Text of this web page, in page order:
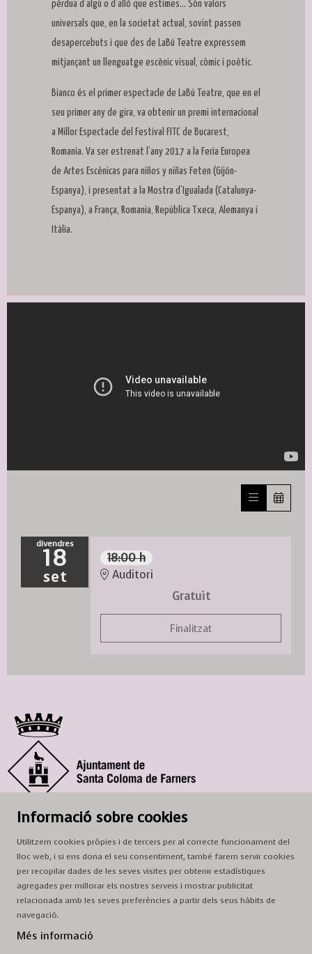
pèrdua d’algú o d’allò que estimes… Són valors
universals que, en la societat actual, sovint passen
desapercebuts i que des de LaBú Teatre expressem
mitjançant un llenguatge escènic visual, còmic i poètic.
Bianco és el primer espectacle de LaBú Teatre, que en el
seu primer any de gira, va obtenir un premi internacional
a Millor Espectacle del Festival FITC de Bucarest,
Romania. Va ser estrenat l’any 2017 a la Feria Europea
de Artes Escénicas para niños y niñas Feten (Gijón-
Espanya), i presentat a la Mostra d’Igualada (Catalunya-
Espanya), a França, Romania, República Txeca, Alemanya i
Itàlia.
divendres
18
set
18:00 h
Auditori
Gratuït
Finalitzat
© Ajuntament de Santa Coloma de Farners
Adreça: c. del Prat, 16, 17430 Santa Coloma de Farners
A/e:cultura@scf.cat
Sitemap
Informació sobre cookies
Utilitzem cookies pròpies i de tercers per al correcte funcionament del
lloc web, i si ens dona el seu consentiment, també farem servir cookies
per recopilar dades de les seves visites per obtenir estadístiques
agregades per millorar els nostres serveis i mostrar publicitat
relacionada amb les seves preferències a partir dels seus hàbits de
navegació.
Més informació